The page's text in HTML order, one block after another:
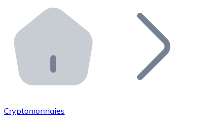
Distributeurs automatiques Bitnovo
Intégrez un ATM Bitnovo dans votre entreprise et
API Bitnovo
Intégrez notre API dans votre écosystème.
Rejoignez notre réseau de distributeurs et
Cryptomonnaies